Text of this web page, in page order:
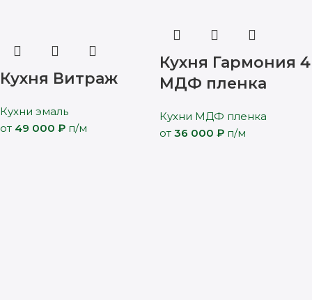
Кухня Витраж
Кухни эмаль
от 49 000 ₽ п/м
Кухня Гармония 4
МДФ пленка
Кухни МДФ пленка
от 36 000 ₽ п/м